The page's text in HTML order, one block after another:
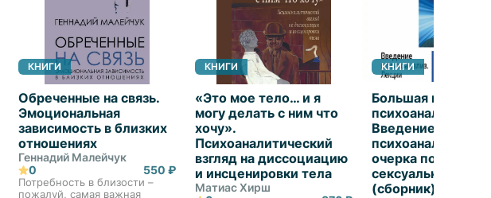
КНИГИ
Обреченные на связь.
Эмоциональная
зависимость в близких
отношениях
Геннадий Малейчук
0
550 ₽
Потребность в близости –
пожалуй, самая важная
КНИГИ
«Это мое тело… и я
могу делать с ним что
хочу».
Психоаналитический
взгляд на диссоциацию
и инсценировки тела
Матиас Хирш
КНИГИ
Большая книга
психоанализа.
Введение в
психоанализ. Три
очерка по теории
сексуальности. Я
(сборник)